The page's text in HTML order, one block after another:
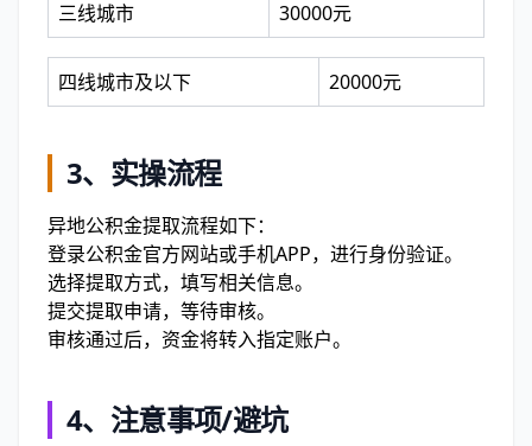
三线城市 30000元
四线城市及以下 20000元
3、实操流程
异地公积金提取流程如下：
登录公积金官方网站或手机APP，进行身份验证。
选择提取方式，填写相关信息。
提交提取申请，等待审核。
审核通过后，资金将转入指定账户。
4、注意事项/避坑